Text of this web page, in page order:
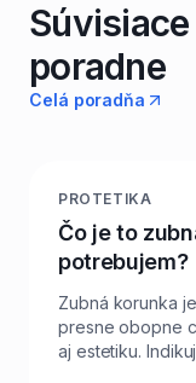
poradne
Celá poradňa
PROTETIKA
Čo je to
potrebujem?
Zubná korunka
presne obopne
aj estetiku.